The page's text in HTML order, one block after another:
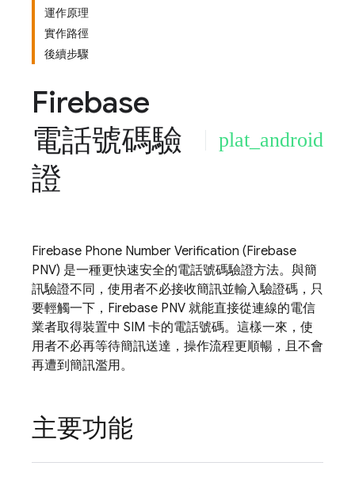
運作原理
實作路徑
後續步驟
Firebase
電話號碼驗
證
plat_android
Firebase Phone Number Verification (Firebase
PNV) 是一種更快速安全的電話號碼驗證方法。與簡
訊驗證不同，使用者不必接收簡訊並輸入驗證碼，只
要輕觸一下， Firebase PNV 就能直接從連線的電信
業者取得裝置中 SIM 卡的電話號碼。這樣一來，使
用者不必再等待簡訊送達，操作流程更順暢，且不會
再遭到簡訊濫用。
主要功能